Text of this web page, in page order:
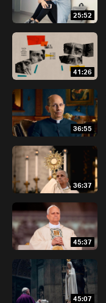
25:52
41:26
36:55
36:37
45:37
45:07